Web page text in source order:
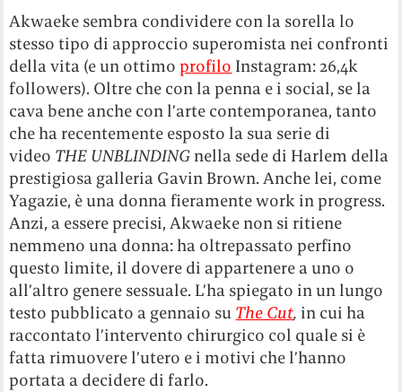
Akwaeke sembra condividere con la sorella lo
stesso tipo di approccio superomista nei confronti
della vita (e un ottimoprofilo Instagram: 26,4k
followers). Oltre che con la penna e i social, se la
cava bene anche con l’arte contemporanea, tanto
che ha recentemente esposto la sua serie di
video THE UNBLINDING nella sede di Harlem della
prestigiosa galleria Gavin Brown. Anche lei, come
Yagazie, è una donna fieramente work in progress.
Anzi, a essere precisi, Akwaeke non si ritiene
nemmeno una donna: ha oltrepassato perfino
questo limite, il dovere di appartenere a uno o
all’altro genere sessuale. L’ha spiegato in un lungo
testo pubblicato a gennaio su The Cut, in cui ha
raccontato l’intervento chirurgico col quale si è
fatta rimuovere l’utero e i motivi che l’hanno
portata a decidere di farlo.